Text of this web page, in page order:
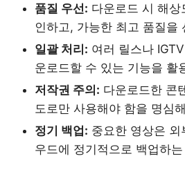
품질 우선: 다운로드 시 해
인하고, 가능한 최고 품질을
일괄 처리: 여러 릴스나
운로드할 수 있는 기능을 활
저작권 주의: 다운로드한 콘
도로만 사용해야 함을 명심
정기 백업: 중요한 영상은
우드에 정기적으로 백업하